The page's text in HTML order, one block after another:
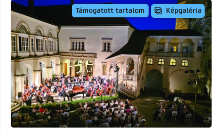
Támogatott tartalom Képgaléria